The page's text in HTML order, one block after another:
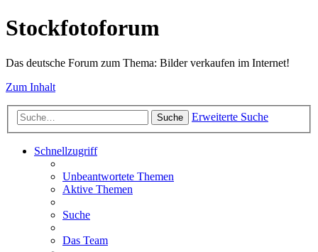
Stockfotoforum
Das deutsche Forum zum Thema: Bilder verkaufen im Internet!
Zum Inhalt
Suche Erweiterte Suche
Schnellzugriff
Unbeantwortete Themen
Aktive Themen
Suche
Das Team